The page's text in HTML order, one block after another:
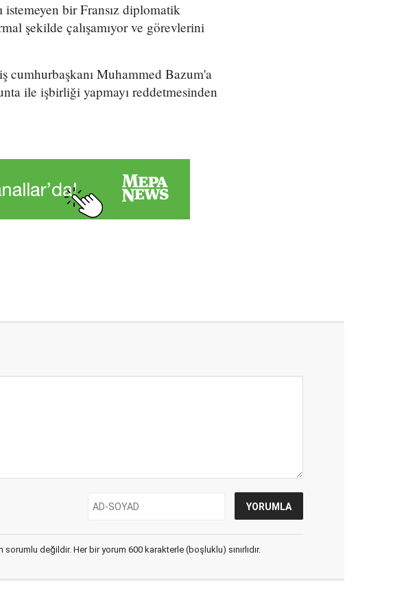
istemeyen bir Fransız diplomatik
şekilde çalışamıyor ve görevlerini
cumhurbaşkanı Muhammed Bazum'a
ile işbirliği yapmayı reddetmesinden
değildir. Her bir yorum 600 karakterle (boşluklu) sınırlıdır.